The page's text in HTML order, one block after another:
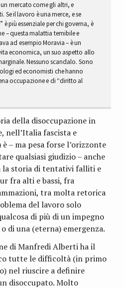
mercato come gli altri, e
il lavoro è una merce, e se
è più essenziale per chi governa, è
– questa malattia temibile e
ad esempio Moravia – è un
economica, un suo aspetto allo
Nessuno scandalo. Sono
ed economisti che hanno
occupazione e di “diritto al
della disoccupazione in
nell’Italia fascista e
– ma pesa forse l’orizzonte
qualsiasi giudizio – anche
la storia di tentativi falliti e
fra alti e bassi, fra
tra molta retorica
del lavoro solo
di più di un impegno
di una (eterna) emergenza.
di Manfredi Alberti ha il
tutte le difficoltà (in primo
nel riuscire a definire
disoccupato. Molto